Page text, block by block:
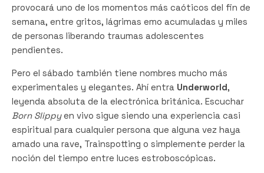
provocará uno de los momentos más caóticos del fin de
semana, entre gritos, lágrimas emo acumuladas y miles
de personas liberando traumas adolescentes
pendientes.
Pero el sábado también tiene nombres mucho más
experimentales y elegantes. Ahí entra Underworld,
leyenda absoluta de la electrónica británica. Escuchar
Born Slippyen vivo sigue siendo una experiencia casi
espiritual para cualquier persona que alguna vez haya
amado una rave, Trainspotting o simplemente perder la
noción del tiempo entre luces estroboscópicas.